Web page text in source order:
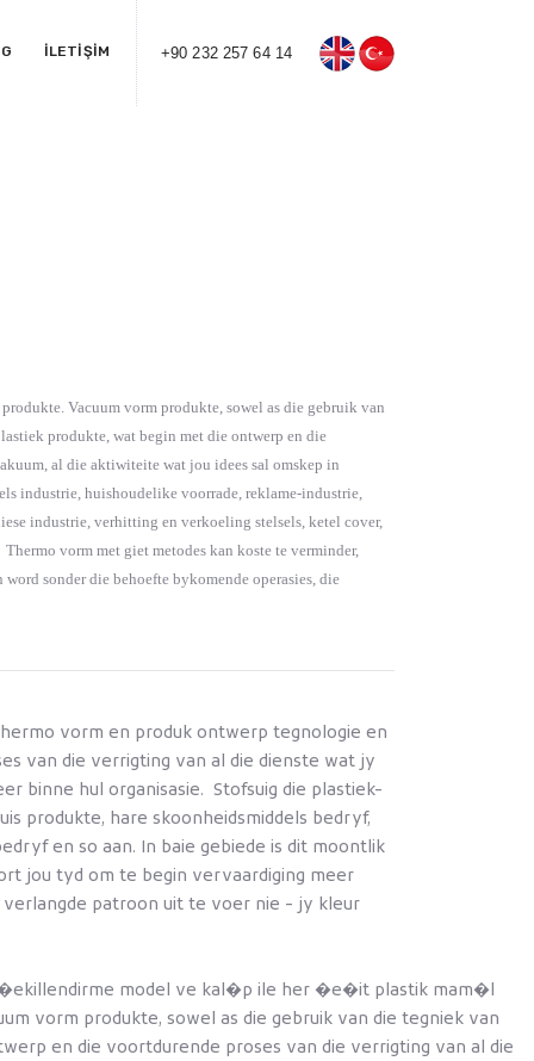
İLETİŞİM +90 232 257 64 14
Vacuum vorm produkte, sowel as die gebruik van
produkte, wat begin met die ontwerp en die
al die aktiwiteite wat jou idees sal omskep in
industrie, huishoudelike voorrade, reklame-industrie,
industrie, verhitting en verkoeling stelsels, ketel cover,
vorm met giet metodes kan koste te verminder,
sonder die behoefte bykomende operasies, die
vorm en produk ontwerp tegnologie en
van die verrigting van al die dienste wat jy
binne hul organisasie. Stofsuig die plastiek-
produkte, hare skoonheidsmiddels bedryf,
en so aan. In baie gebiede is dit moontlik
jou tyd om te begin vervaardiging meer
patroon uit te voer nie - jy kleur
�ekillendirme model ve kal�p ile her �e�it plastik mam�l
vorm produkte, sowel as die gebruik van die tegniek van
en die voortdurende proses van die verrigting van al die